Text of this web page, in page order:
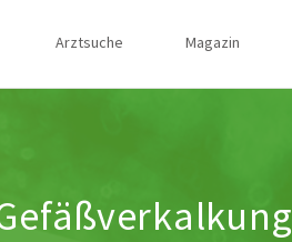
Arztsuche Magazin